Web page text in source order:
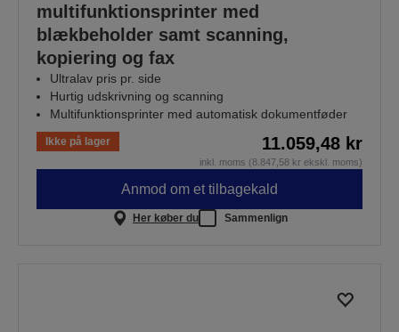
multifunktionsprinter med
blækbeholder samt scanning,
kopiering og fax
Ultralav pris pr. side
Hurtig udskrivning og scanning
Multifunktionsprinter med automatisk dokumentføder
Ikke på lager 11.059,48 kr
inkl. moms (8.847,58 kr ekskl. moms)
Anmod om et tilbagekald
Her køber du Sammenlign